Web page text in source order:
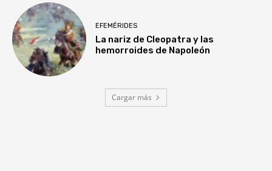
EFEMÉRIDES
La nariz de Cleopatra y las
hemorroides de Napoleón
Cargar más